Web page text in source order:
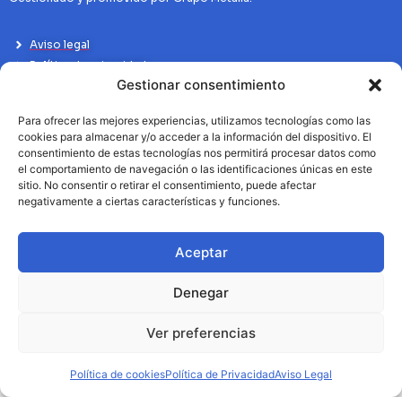
Gestionar consentimiento
Para ofrecer las mejores experiencias, utilizamos tecnologías como las
cookies para almacenar y/o acceder a la información del dispositivo. El
consentimiento de estas tecnologías nos permitirá procesar datos como
el comportamiento de navegación o las identificaciones únicas en este
sitio. No consentir o retirar el consentimiento, puede afectar
negativamente a ciertas características y funciones.
Aceptar
Denegar
Ver preferencias
Política de cookiesPolítica de PrivacidadAviso Legal
Aviso legal
Política de privacidad
Politíca de Cookies